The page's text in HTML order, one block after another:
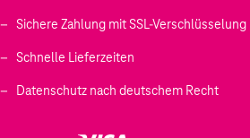
Sichere Zahlung mit SSL-Verschlüsselung
Schnelle Lieferzeiten
Datenschutz nach deutschem Recht